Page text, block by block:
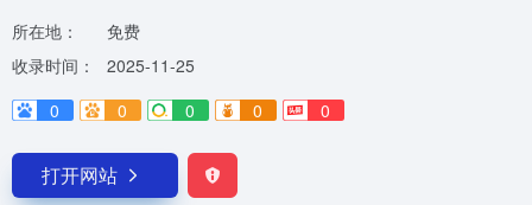
所在地：
免费
收录时间：
2025-11-25
0
0 0 0 0
打开网站